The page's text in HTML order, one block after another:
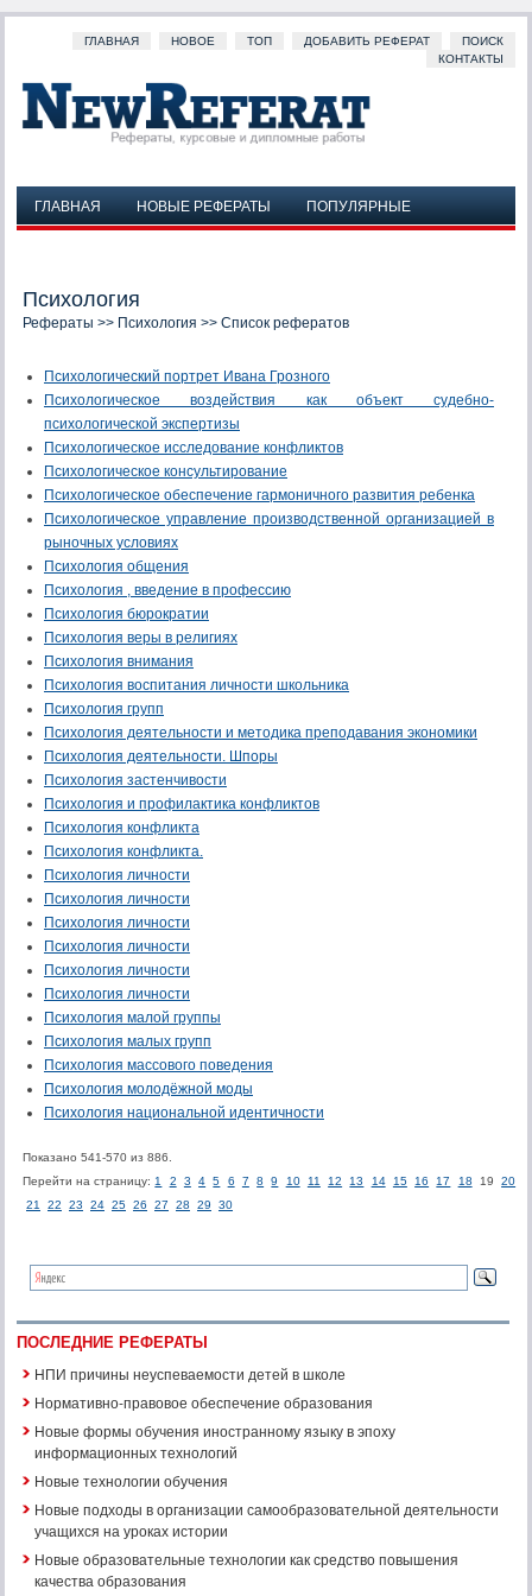
ГЛАВНАЯ НОВОЕ ТОП ДОБАВИТЬ РЕФЕРАТ
ПОИСК
КОНТАКТЫ
ГЛАВНАЯ НОВЫЕ РЕФЕРАТЫ
ПОПУЛЯРНЫЕ
Психология
Рефераты >> Психология >> Список рефератов
Психологический портрет Ивана Грозного
Психологическое воздействия как объект судебно-
психологической экспертизы
Психологическое исследование конфликтов
Психологическое консультирование
Психологическое обеспечение гармоничного развития ребенка
Психологическое управление производственной организацией в
рыночных условиях
Психология общения
Психология , введение в профессию
Психология бюрократии
Психология веры в религиях
Психология внимания
Психология воспитания личности школьника
Психология групп
Психология деятельности и методика преподавания экономики
Психология деятельности. Шпоры
Психология застенчивости
Психология и профилактика конфликтов
Психология конфликта
Психология конфликта.
Психология личности
Психология личности
Психология личности
Психология личности
Психология личности
Психология личности
Психология малой группы
Психология малых групп
Психология массового поведения
Психология молодёжной моды
Психология национальной идентичности
Показано 541-570 из 886.
Перейти на страницу: 1 2 3 4 5 6 7 8 9 10 11 12 13 14 15 16 17 18 1920
21
22 23 24 25 26 27 28 29 30
ПОСЛЕДНИЕ РЕФЕРАТЫ
НПИ причины неуспеваемости детей в школе
Нормативно-правовое обеспечение образования
Новые формы обучения иностранному языку в эпоху
информационных технологий
Новые технологии обучения
Новые подходы в организации самообразовательной деятельности
учащихся на уроках истории
Новые образовательные технологии как средство повышения
качества образования